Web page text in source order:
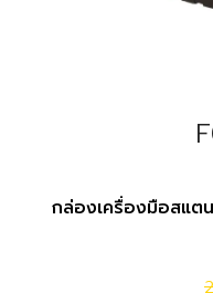
กล่องเครื่องมือสแต